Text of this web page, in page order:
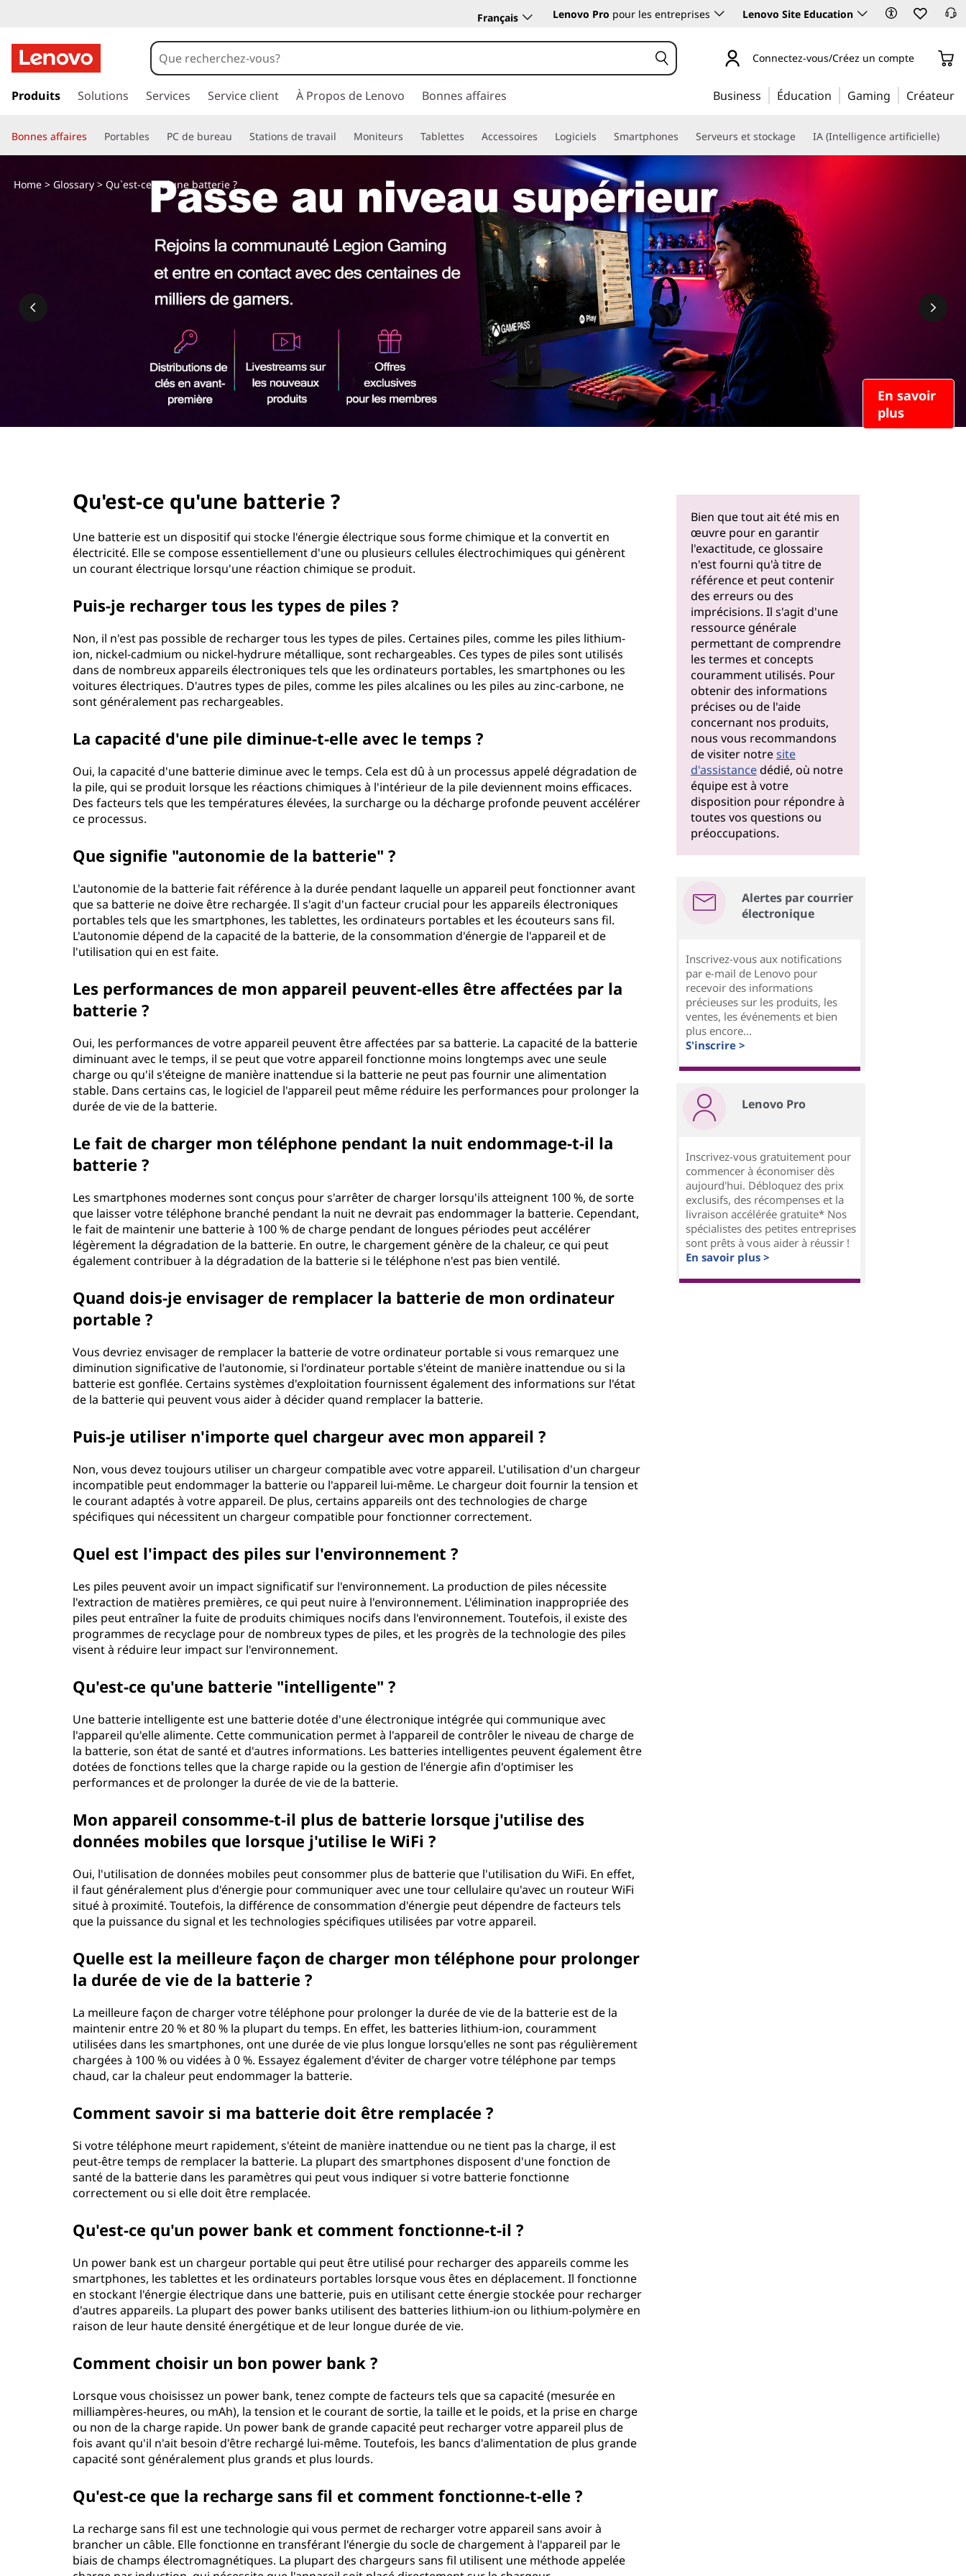
Français Lenovo Pro pour les entreprises Lenovo Site Education
a
e
r
u
a
Connectez-vous/Créez un compte
Produits Solutions Services Service client À Propos de Lenovo Bonnes affaires Business Éducation Gaming Créateur
Bonnes affaires Portables PC de bureau Stations de travail Moniteurs Tablettes Accessoires Logiciels Smartphones Serveurs et stockage IA (Intelligence artificielle)
En savoir
plus
Home> Glossary> Qu`est-ce qu`une batterie ?
Qu'est-ce qu'une batterie ?
Une batterie est un dispositif qui stocke l'énergie électrique sous forme chimique et la convertit en
électricité. Elle se compose essentiellement d'une ou plusieurs cellules électrochimiques qui génèrent
un courant électrique lorsqu'une réaction chimique se produit.
Puis-je recharger tous les types de piles ?
Non, il n'est pas possible de recharger tous les types de piles. Certaines piles, comme les piles lithium-
ion, nickel-cadmium ou nickel-hydrure métallique, sont rechargeables. Ces types de piles sont utilisés
dans de nombreux appareils électroniques tels que les ordinateurs portables, les smartphones ou les
voitures électriques. D'autres types de piles, comme les piles alcalines ou les piles au zinc-carbone, ne
sont généralement pas rechargeables.
La capacité d'une pile diminue-t-elle avec le temps ?
Oui, la capacité d'une batterie diminue avec le temps. Cela est dû à un processus appelé dégradation de
la pile, qui se produit lorsque les réactions chimiques à l'intérieur de la pile deviennent moins efficaces.
Des facteurs tels que les températures élevées, la surcharge ou la décharge profonde peuvent accélérer
ce processus.
Que signifie "autonomie de la batterie" ?
L'autonomie de la batterie fait référence à la durée pendant laquelle un appareil peut fonctionner avant
que sa batterie ne doive être rechargée. Il s'agit d'un facteur crucial pour les appareils électroniques
portables tels que les smartphones, les tablettes, les ordinateurs portables et les écouteurs sans fil.
L'autonomie dépend de la capacité de la batterie, de la consommation d'énergie de l'appareil et de
l'utilisation qui en est faite.
Les performances de mon appareil peuvent-elles être affectées par la
batterie ?
Oui, les performances de votre appareil peuvent être affectées par sa batterie. La capacité de la batterie
diminuant avec le temps, il se peut que votre appareil fonctionne moins longtemps avec une seule
charge ou qu'il s'éteigne de manière inattendue si la batterie ne peut pas fournir une alimentation
stable. Dans certains cas, le logiciel de l'appareil peut même réduire les performances pour prolonger la
durée de vie de la batterie.
Le fait de charger mon téléphone pendant la nuit endommage-t-il la
batterie ?
Les smartphones modernes sont conçus pour s'arrêter de charger lorsqu'ils atteignent 100 %, de sorte
que laisser votre téléphone branché pendant la nuit ne devrait pas endommager la batterie. Cependant,
le fait de maintenir une batterie à 100 % de charge pendant de longues périodes peut accélérer
légèrement la dégradation de la batterie. En outre, le chargement génère de la chaleur, ce qui peut
également contribuer à la dégradation de la batterie si le téléphone n'est pas bien ventilé.
Quand dois-je envisager de remplacer la batterie de mon ordinateur
portable ?
Vous devriez envisager de remplacer la batterie de votre ordinateur portable si vous remarquez une
diminution significative de l'autonomie, si l'ordinateur portable s'éteint de manière inattendue ou si la
batterie est gonflée. Certains systèmes d'exploitation fournissent également des informations sur l'état
de la batterie qui peuvent vous aider à décider quand remplacer la batterie.
Puis-je utiliser n'importe quel chargeur avec mon appareil ?
Non, vous devez toujours utiliser un chargeur compatible avec votre appareil. L'utilisation d'un chargeur
incompatible peut endommager la batterie ou l'appareil lui-même. Le chargeur doit fournir la tension et
le courant adaptés à votre appareil. De plus, certains appareils ont des technologies de charge
spécifiques qui nécessitent un chargeur compatible pour fonctionner correctement.
Quel est l'impact des piles sur l'environnement ?
Les piles peuvent avoir un impact significatif sur l'environnement. La production de piles nécessite
l'extraction de matières premières, ce qui peut nuire à l'environnement. L'élimination inappropriée des
piles peut entraîner la fuite de produits chimiques nocifs dans l'environnement. Toutefois, il existe des
programmes de recyclage pour de nombreux types de piles, et les progrès de la technologie des piles
visent à réduire leur impact sur l'environnement.
Qu'est-ce qu'une batterie "intelligente" ?
Une batterie intelligente est une batterie dotée d'une électronique intégrée qui communique avec
l'appareil qu'elle alimente. Cette communication permet à l'appareil de contrôler le niveau de charge de
la batterie, son état de santé et d'autres informations. Les batteries intelligentes peuvent également être
dotées de fonctions telles que la charge rapide ou la gestion de l'énergie afin d'optimiser les
performances et de prolonger la durée de vie de la batterie.
Mon appareil consomme-t-il plus de batterie lorsque j'utilise des
données mobiles que lorsque j'utilise le WiFi ?
Oui, l'utilisation de données mobiles peut consommer plus de batterie que l'utilisation du WiFi. En effet,
il faut généralement plus d'énergie pour communiquer avec une tour cellulaire qu'avec un routeur WiFi
situé à proximité. Toutefois, la différence de consommation d'énergie peut dépendre de facteurs tels
que la puissance du signal et les technologies spécifiques utilisées par votre appareil.
Quelle est la meilleure façon de charger mon téléphone pour prolonger
la durée de vie de la batterie ?
La meilleure façon de charger votre téléphone pour prolonger la durée de vie de la batterie est de la
maintenir entre 20 % et 80 % la plupart du temps. En effet, les batteries lithium-ion, couramment
utilisées dans les smartphones, ont une durée de vie plus longue lorsqu'elles ne sont pas régulièrement
chargées à 100 % ou vidées à 0 %. Essayez également d'éviter de charger votre téléphone par temps
chaud, car la chaleur peut endommager la batterie.
Comment savoir si ma batterie doit être remplacée ?
Si votre téléphone meurt rapidement, s'éteint de manière inattendue ou ne tient pas la charge, il est
peut-être temps de remplacer la batterie. La plupart des smartphones disposent d'une fonction de
santé de la batterie dans les paramètres qui peut vous indiquer si votre batterie fonctionne
correctement ou si elle doit être remplacée.
Qu'est-ce qu'un power bank et comment fonctionne-t-il ?
Un power bank est un chargeur portable qui peut être utilisé pour recharger des appareils comme les
smartphones, les tablettes et les ordinateurs portables lorsque vous êtes en déplacement. Il fonctionne
en stockant l'énergie électrique dans une batterie, puis en utilisant cette énergie stockée pour recharger
d'autres appareils. La plupart des power banks utilisent des batteries lithium-ion ou lithium-polymère en
raison de leur haute densité énergétique et de leur longue durée de vie.
Comment choisir un bon power bank ?
Lorsque vous choisissez un power bank, tenez compte de facteurs tels que sa capacité (mesurée en
milliampères-heures, ou mAh), la tension et le courant de sortie, la taille et le poids, et la prise en charge
ou non de la charge rapide. Un power bank de grande capacité peut recharger votre appareil plus de
fois avant qu'il n'ait besoin d'être rechargé lui-même. Toutefois, les bancs d'alimentation de plus grande
capacité sont généralement plus grands et plus lourds.
Qu'est-ce que la recharge sans fil et comment fonctionne-t-elle ?
La recharge sans fil est une technologie qui vous permet de recharger votre appareil sans avoir à
brancher un câble. Elle fonctionne en transférant l'énergie du socle de chargement à l'appareil par le
biais de champs électromagnétiques. La plupart des chargeurs sans fil utilisent une méthode appelée
Bien que tout ait été mis en
œuvre pour en garantir
l'exactitude, ce glossaire
n'est fourni qu'à titre de
référence et peut contenir
des erreurs ou des
imprécisions. Il s'agit d'une
ressource générale
permettant de comprendre
les termes et concepts
couramment utilisés. Pour
obtenir des informations
précises ou de l'aide
concernant nos produits,
nous vous recommandons
de visiter notresite
d'assistancedédié, où notre
équipe est à votre
disposition pour répondre à
toutes vos questions ou
préoccupations.
Alertes par courrier
électronique
Inscrivez-vous aux notifications
par e-mail de Lenovo pour
recevoir des informations
précieuses sur les produits, les
ventes, les événements et bien
plus encore...
S'inscrire >
Lenovo Pro
Inscrivez-vous gratuitement pour
commencer à économiser dès
aujourd'hui. Débloquez des prix
exclusifs, des récompenses et la
livraison accélérée gratuite* Nos
spécialistes des petites entreprises
sont prêts à vous aider à réussir !
En savoir plus >